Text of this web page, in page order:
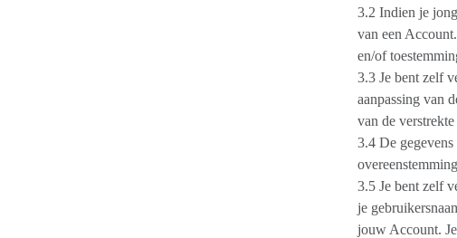
3.2 Indien je
van een
en/of
3.3 Je bent zelf
aanpassing van
van de
3.4 De
3.5 Je bent zelf
je
jouw Account.